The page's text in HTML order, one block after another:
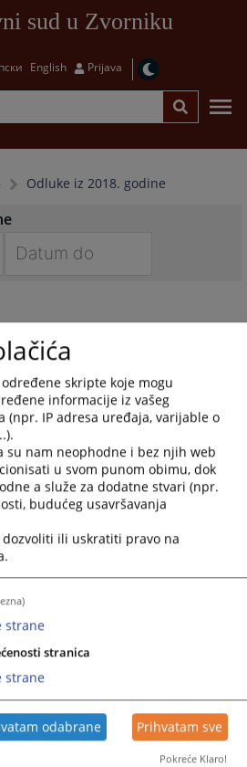
sud u Zvorniku
English Prijava
Odluke iz 2018. godine
to
interact
with
the
calendar
and
select
a
date.
Press
question
mark
key
to
get
the
shortcuts
for
changing
dates.
nema vijesti
skripte koje mogu
informacije iz vašeg
(npr. IP adresa uređaja, varijable o
su nam neophodne i bez njih web
u svom punom obimu, dok
a služe za dodatne stvari (npr.
budućeg usavršavanja
ili uskratiti pravo na
strane
stranica
strane
odabrane Prihvatam sve
Pokreće Klaro!